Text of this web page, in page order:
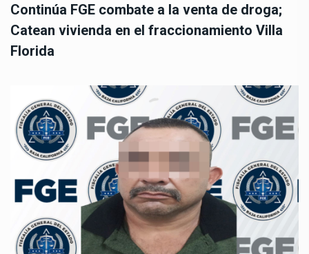
Continúa FGE combate a la venta de droga;
Catean vivienda en el fraccionamiento Villa
Florida